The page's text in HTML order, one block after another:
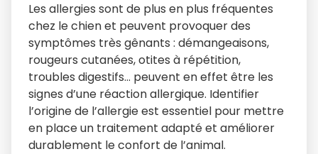
Les allergies sont de plus en plus fréquentes
chez le chien et peuvent provoquer des
symptômes très gênants : démangeaisons,
rougeurs cutanées, otites à répétition,
troubles digestifs… peuvent en effet être les
signes d’une réaction allergique. Identifier
l’origine de l’allergie est essentiel pour mettre
en place un traitement adapté et améliorer
durablement le confort de l’animal.